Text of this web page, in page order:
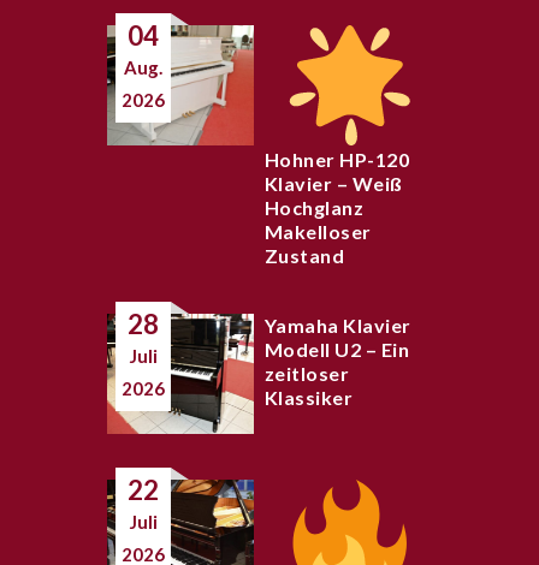
04
Aug.
2026
Hohner HP-120
Klavier – Weiß
Hochglanz
Makelloser
Zustand
28
Juli
2026
Yamaha Klavier
Modell U2 – Ein
zeitloser
Klassiker
22
Juli
2026